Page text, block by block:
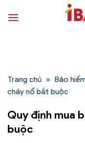
qua
Trang chủ » Bảo
cháy nổ bắt buộc
Quy định mua
buộc